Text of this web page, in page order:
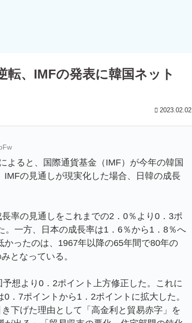
転、IMFの発表に韓国ネット
2023.02.02
よると、国際通貨基金（IMF）が今年の韓国
の見通しが現実化した場合、日韓の成長
率の見通しをこれまでの2．0％より0．3ポ
一方、日本の成長率は1．6％から1．8％へ
ったのは、1967年以降の65年間で80年の
となっている。
想より0．2ポイント上方修正した。これに
．7ポイントから1．2ポイントに拡大した。
下げた理由として「高金利と貿易赤字」を